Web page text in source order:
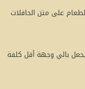
على متن الحافلات
بالي وجهة أقل كلفة